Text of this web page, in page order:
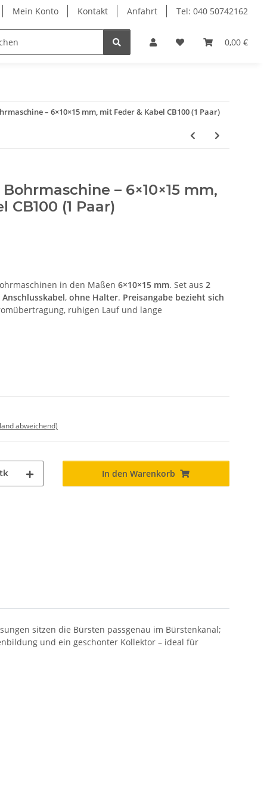
Mein Konto Kontakt Anfahrt Tel: 040 50742162
0,00 €
– 6×10×15 mm, mit Feder & Kabel CB100 (1 Paar)
– 6×10×15 mm,
CB100 (1 Paar)
in den Maßen 6×10×15 mm. Set aus 2
, ohne Halter. Preisangabe bezieht sich
ruhigen Lauf und lange
abweichend)
In den Warenkorb
sitzen die Bürsten passgenau im Bürstenkanal;
und ein geschonter Kollektor – ideal für